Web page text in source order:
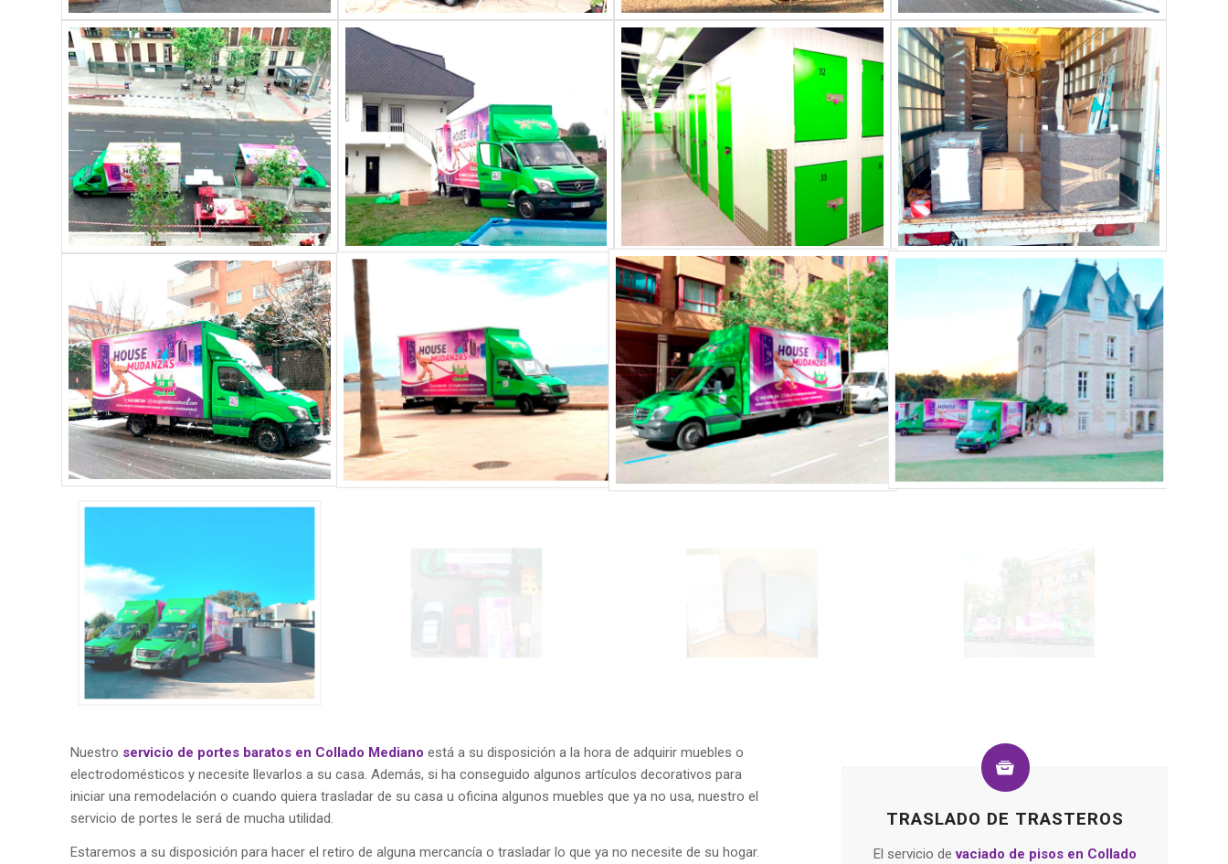
Nuestro servicio de portes baratos en Collado Mediano está a su disposición a la hora de adquirir muebles o
electrodomésticos y necesite llevarlos a su casa. Además, si ha conseguido algunos artículos decorativos para
iniciar una remodelación o cuando quiera trasladar de su casa u oficina algunos muebles que ya no usa, nuestro el
servicio de portes le será de mucha utilidad.
Estaremos a su disposición para hacer el retiro de alguna mercancía o trasladar lo que ya no necesite de su hogar.
TRASLADO DE TRASTEROS
El servicio devaciado de pisosen Collado